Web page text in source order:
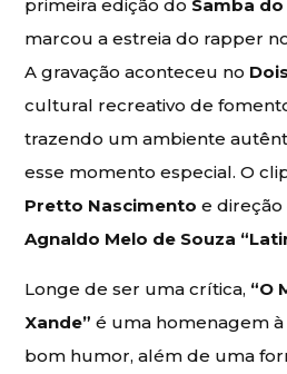
primeira edição do Samba
marcou a estreia do rapper
A gravação aconteceu no
cultural recreativo de
trazendo um ambiente
esse momento especial. O
Pretto Nascimento e
Agnaldo Melo de Souza
Longe de ser uma crítica, “O
Xande” é uma homenagem à
bom humor, além de uma